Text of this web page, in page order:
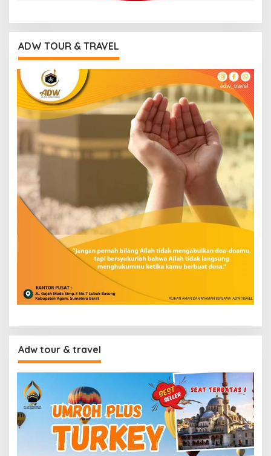
ADW TOUR & TRAVEL
Adw tour & travel